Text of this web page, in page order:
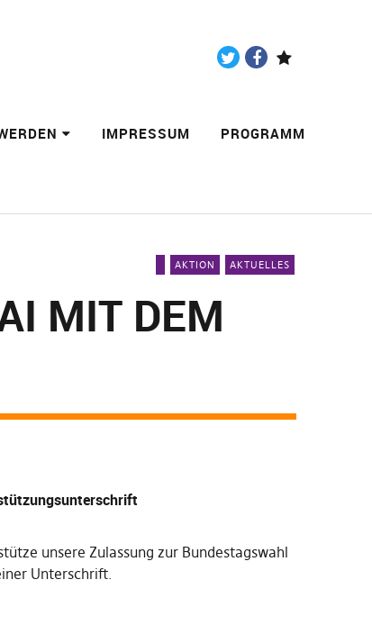
IMPRESSUM PROGRAMM
AKTION AKTUELLES
DEM D
unsere Zulassung zur Bundestagswahl
Unterschrift.